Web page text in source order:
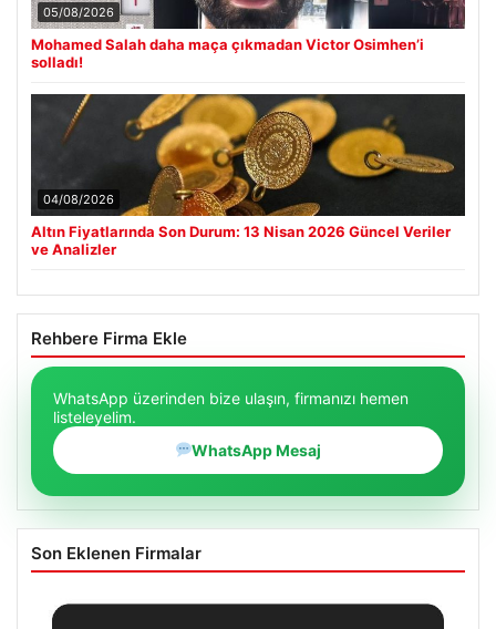
05/08/2026
Mohamed Salah daha maça çıkmadan Victor Osimhen’i
solladı!
04/08/2026
Altın Fiyatlarında Son Durum: 13 Nisan 2026 Güncel Veriler
ve Analizler
Rehbere Firma Ekle
WhatsApp üzerinden bize ulaşın, firmanızı hemen
listeleyelim.
WhatsApp Mesaj
Son Eklenen Firmalar